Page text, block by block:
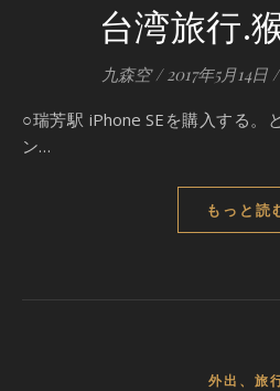
台湾旅行.
九森空 / 2017年5月14日 /
○瑞芳駅 iPhone SEを購入する。と言うこと以外はノープラ
ン…
もっと読
外出、旅